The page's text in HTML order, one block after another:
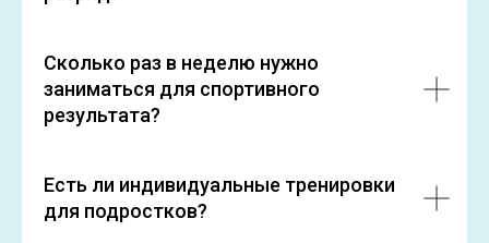
Сколько раз в неделю нужно
заниматься для спортивного
результата?
Есть ли индивидуальные тренировки
для подростков?